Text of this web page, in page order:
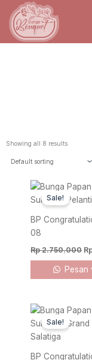
content
Showing all 8 results
Sale!
BP
08
Rp2.750.000
Pesan
Sale!
BP
price